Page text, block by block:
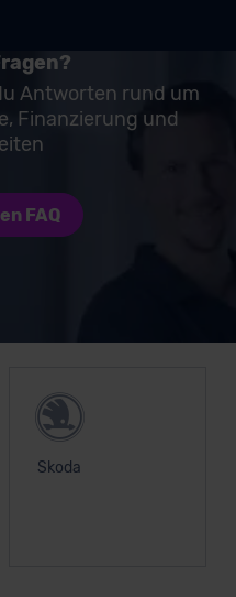
über den Kontakt zu
unter
Antworten rund um
Finanzierung und
FAQ
Skoda